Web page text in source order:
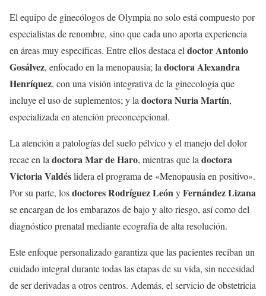
El equipo de ginecólogos de Olympia no solo está compuesto por
especialistas de renombre, sino que cada uno aporta experiencia
en áreas muy específicas. Entre ellos destaca el doctorAntonio
Gosálvez, enfocado en la menopausia; la doctoraAlexandra
Henríquez, con una visión integrativa de la ginecología que
incluye el uso de suplementos; y la doctoraNuria Martín,
especializada en atención preconcepcional.
La atención a patologías del suelo pélvico y el manejo del dolor
recae en la doctoraMar de Haro, mientras que la doctora
Victoria Valdéslidera el programa de «Menopausia en positivo».
Por su parte, losdoctoresRodríguez LeónyFernández Lizana
se encargan de los embarazos de bajo y alto riesgo, así como del
diagnóstico prenatal mediante ecografía de alta resolución.
Este enfoque personalizado garantiza que las pacientes reciban un
cuidado integral durante todas las etapas de su vida, sin necesidad
de ser derivadas a otros centros. Además, el servicio de obstetricia